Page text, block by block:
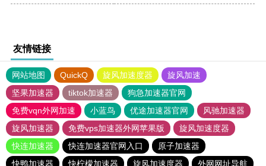
友情链接
网站地图 QuickQ 旋风加速度器
旋风加速
坚果加速器
tiktok加速器
狗急加速器官网
免费vqn外网加速
小蓝鸟 优途加速器官网
风驰加速器
旋风加速器
免费vps加速器外网苹果版
旋风加速度器
快连加速器
快连加速器官网入口
原子加速器
快鸭加速器
快柠檬加速器 旋风加速度器 外网网址导航